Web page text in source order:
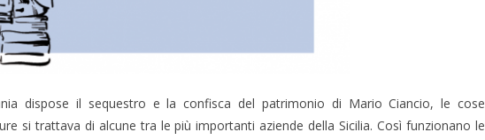
dispose il sequestro e la confisca del patrimonio di Mario Ciancio, le cose
si trattava di alcune tra le più importanti aziende della Sicilia. Così funzionano le